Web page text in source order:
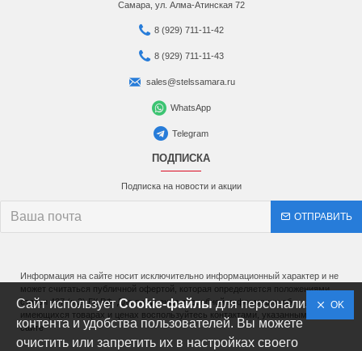
Самара, ул. Алма-Атинская 72
8 (929) 711-11-42
8 (929) 711-11-43
sales@stelssamara.ru
WhatsApp
Telegram
ПОДПИСКА
Подписка на новости и акции
ОТПРАВИТЬ
Информация на сайте носит исключительно информационный характер и не
может считаться публичной офертой, которая определяется положениями
статьи 437 (п.2) ГК РФ. Для получения подробной информации об
имеющихся товарах и ценах воспользуйтесь контактами, указанными на
сайте
OK
Сайт используетCookie-файлыдля персонализации
контента и удобства пользователей. Вы можете
очистить или запретить их в настройках своего